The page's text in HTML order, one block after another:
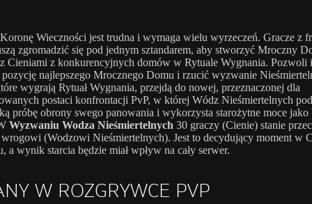
Wieczności jest trudna i wymaga wielu wyrzeczeń. Gracze z
zgromadzić się pod jednym sztandarem, aby stworzyć Mroczny
Cieniami z konkurencyjnych domów w Rytuale Wygnania. Pozwoli
pozycję najlepszego Mrocznego Domu i rzucić wyzwanie
wygrają Rytuał Wygnania, przejdą do nowej, przeznaczonej dla
postaci konfrontacji PvP, w której Wódz Nieśmiertelnych
próbę obrony swego panowania i wykorzysta starożytne moce jako
Wyzwaniu Wodza Nieśmiertelnych 30 graczy (Cienie) stanie
wrogowi (Wodzowi Nieśmiertelnych). Jest to decydujący moment w
a wynik starcia będzie miał wpływ na cały serwer.
W ROZGRYWCE PVP